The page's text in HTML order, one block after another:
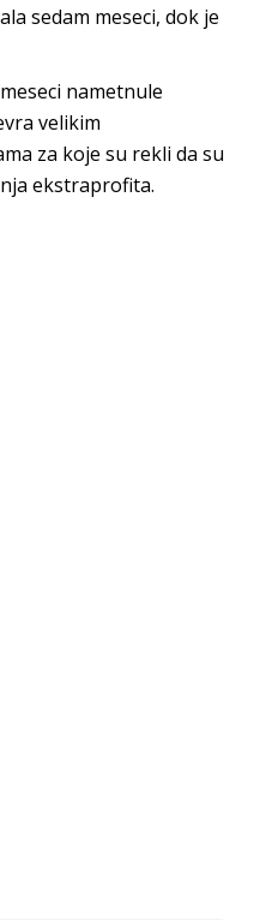
sedam meseci, dok je
nametnule
velikim
za koje su rekli da su
ekstraprofita.